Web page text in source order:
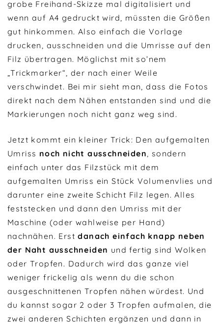
grobe Freihand-Skizze mal digitalisiert und
wenn auf A4 gedruckt wird, müssten die Größen
gut hinkommen. Also einfach die Vorlage
drucken, ausschneiden und die Umrisse auf den
Filz übertragen. Möglichst mit so’nem
„Trickmarker“, der nach einer Weile
verschwindet. Bei mir sieht man, dass die Fotos
direkt nach dem Nähen entstanden sind und die
Markierungen noch nicht ganz weg sind.
Jetzt kommt ein kleiner Trick: Den aufgemalten
Umriss noch nicht ausschneiden, sondern
einfach unter das Filzstück mit dem
aufgemalten Umriss ein Stück Volumenvlies und
darunter eine zweite Schicht Filz legen. Alles
feststecken und dann den Umriss mit der
Maschine (oder wahlweise per Hand)
nachnähen. Erstdanach einfach knapp neben
der Naht ausschneiden und fertig sind Wolken
oder Tropfen. Dadurch wird das ganze viel
weniger frickelig als wenn du die schon
ausgeschnittenen Tropfen nähen würdest. Und
du kannst sogar 2 oder 3 Tropfen aufmalen, die
zwei anderen Schichten ergänzen und dann in